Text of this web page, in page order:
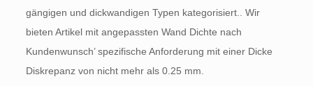
gängigen und dickwandigen Typen kategorisiert.. Wir
bieten Artikel mit angepassten Wand Dichte nach
Kundenwunsch’ spezifische Anforderung mit einer Dicke
Diskrepanz von nicht mehr als 0.25 mm.